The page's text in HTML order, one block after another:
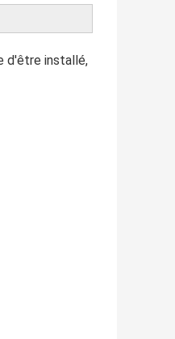
d'être installé,